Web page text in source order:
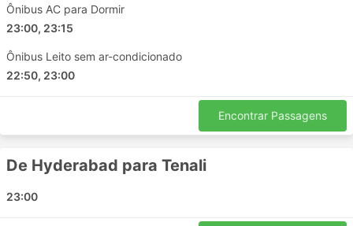
Munna Logistics incluem:
Duggirala
Mangalagiri
Repalle
Principais Destinos da Munna Logistics
Ônibus AC para Dormir
23:00, 23:15
Ônibus Leito sem ar-condicionado
22:50, 23:00
Encontrar Passagens
De Hyderabad para Tenali
23:00